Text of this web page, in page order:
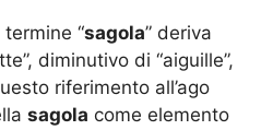
termine “sagola” deriva
diminutivo di “aiguille”,
riferimento all’ago
sagola come elemento